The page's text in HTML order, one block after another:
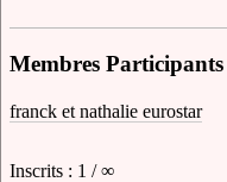
Membres
franck et nathalie eurostar
Inscrits : 1 / ∞